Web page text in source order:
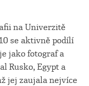
na Univerzitě
se aktivně podílí
jako fotograf a
Rusko, Egypt a
jej zaujala nejvíce